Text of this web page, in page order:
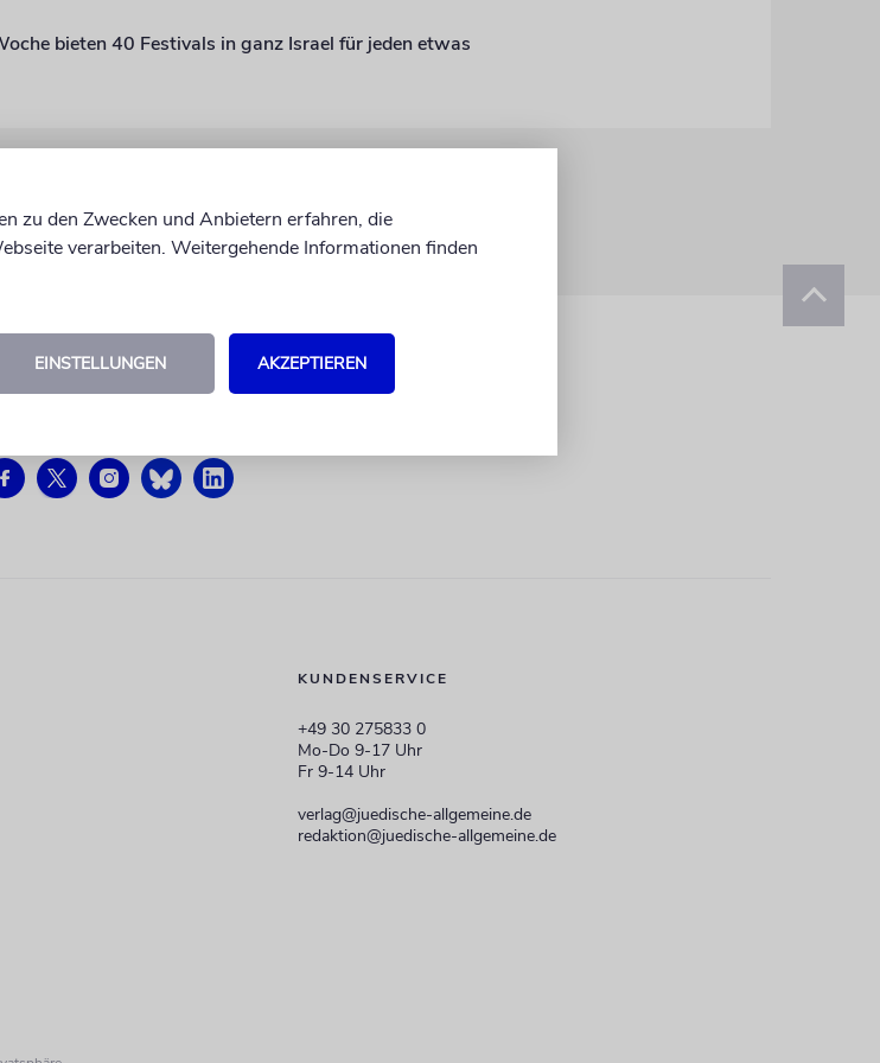
bieten 40 Festivals in ganz Israel für jeden etwas
KUNDENSERVICE
+49 30 275833 0
Mo-Do 9-17 Uhr
Fr 9-14 Uhr
verlag@juedische-allgemeine.de
redaktion@juedische-allgemeine.de
zu den Zwecken und Anbietern erfahren, die
verarbeiten. Weitergehende Informationen finden
EINSTELLUNGEN AKZEPTIEREN